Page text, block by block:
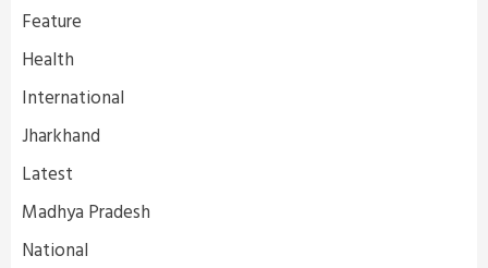
Feature
Health
International
Jharkhand
Latest
Madhya Pradesh
National